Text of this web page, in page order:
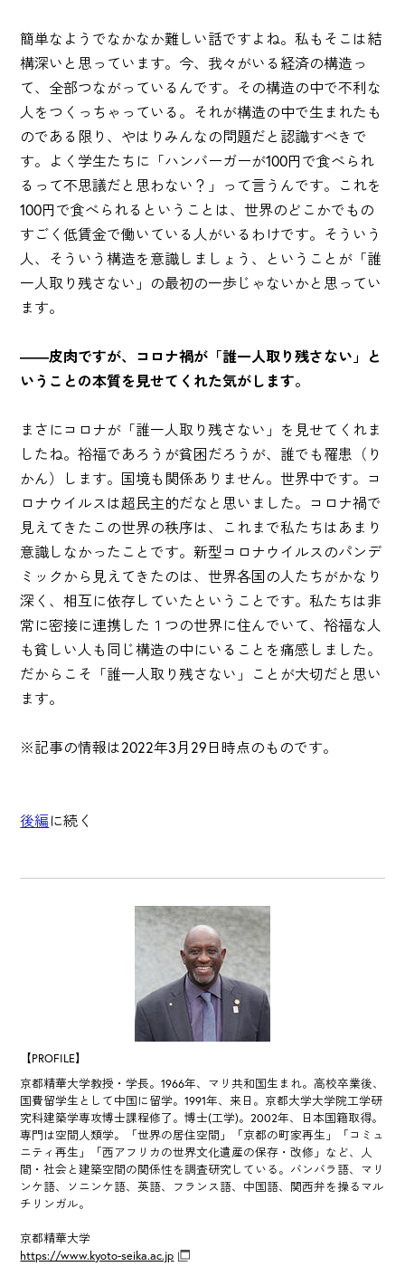
簡単なようでなかなか難しい話ですよね。私もそこは結
構深いと思っています。今、我々がいる経済の構造っ
て、全部つながっているんです。その構造の中で不利な
人をつくっちゃっている。それが構造の中で生まれたも
のである限り、やはりみんなの問題だと認識すべきで
す。よく学生たちに「ハンバーガーが100円で食べられ
るって不思議だと思わない？」って言うんです。これを
100円で食べられるということは、世界のどこかでもの
すごく低賃金で働いている人がいるわけです。そういう
人、そういう構造を意識しましょう、ということが「誰
一人取り残さない」の最初の一歩じゃないかと思ってい
ます。
――皮肉ですが、コロナ禍が「誰一人取り残さない」と
いうことの本質を見せてくれた気がします。
まさにコロナが「誰一人取り残さない」を見せてくれま
したね。裕福であろうが貧困だろうが、誰でも罹患（り
かん）します。国境も関係ありません。世界中です。コ
ロナウイルスは超民主的だなと思いました。コロナ禍で
見えてきたこの世界の秩序は、これまで私たちはあまり
意識しなかったことです。新型コロナウイルスのパンデ
ミックから見えてきたのは、世界各国の人たちがかなり
深く、相互に依存していたということです。私たちは非
常に密接に連携した１つの世界に住んでいて、裕福な人
も貧しい人も同じ構造の中にいることを痛感しました。
だからこそ「誰一人取り残さない」ことが大切だと思い
ます。
※記事の情報は2022年3月29日時点のものです。
後編に続く
【PROFILE】
京都精華大学教授・学長。1966年、マリ共和国生まれ。高校卒業後、
国費留学生として中国に留学。1991年、来日。京都大学大学院工学研
究科建築学専攻博士課程修了。博士(工学)。2002年、日本国籍取得。
専門は空間人類学。「世界の居住空間」「京都の町家再生」「コミュ
ニティ再生」「西アフリカの世界文化遺産の保存・改修」など、人
間・社会と建築空間の関係性を調査研究している。バンバラ語、マリ
ンケ語、ソニンケ語、英語、フランス語、中国語、関西弁を操るマル
チリンガル。
京都精華大学
https://www.kyoto-seika.ac.jp